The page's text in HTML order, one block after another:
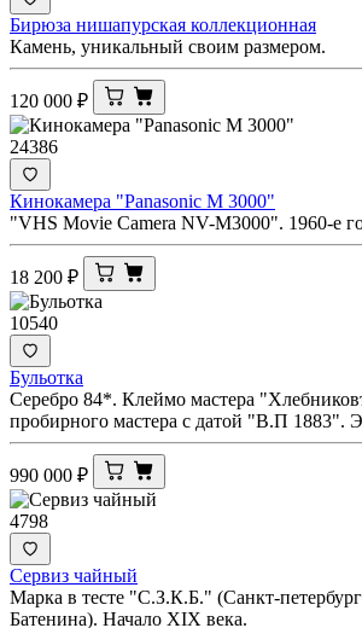
Бирюза нишапурская коллекционная
Камень, уникальный своим размером.
120 000 ₽
24386
Кинокамера "Panasonic M 3000"
"VHS Movie Camera NV-M3000". 1960-е
18 200 ₽
10540
Бульотка
Серебро 84*. Клеймо мастера
пробирного мастера с датой "В.П 1883".
990 000 ₽
4798
Сервиз чайный
Марка в тесте "С.З.К.Б." (Санкт-
Батенина). Начало XIX века.